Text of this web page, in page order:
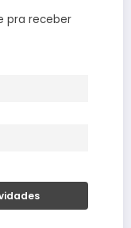
pra receber